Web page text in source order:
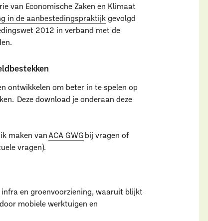
Alle thema's Vind een VHG-groenprofessional
van Economische Zaken en Klimaat
in de aanbestedingspraktijkgevolgd
2012 in verband met de
ontwikkelen om beter in te spelen op
Deze download je onderaan deze
maken van ACA GWG bij vragen of
vragen).
en groenvoorziening, waaruit blijkt
mobiele werktuigen en